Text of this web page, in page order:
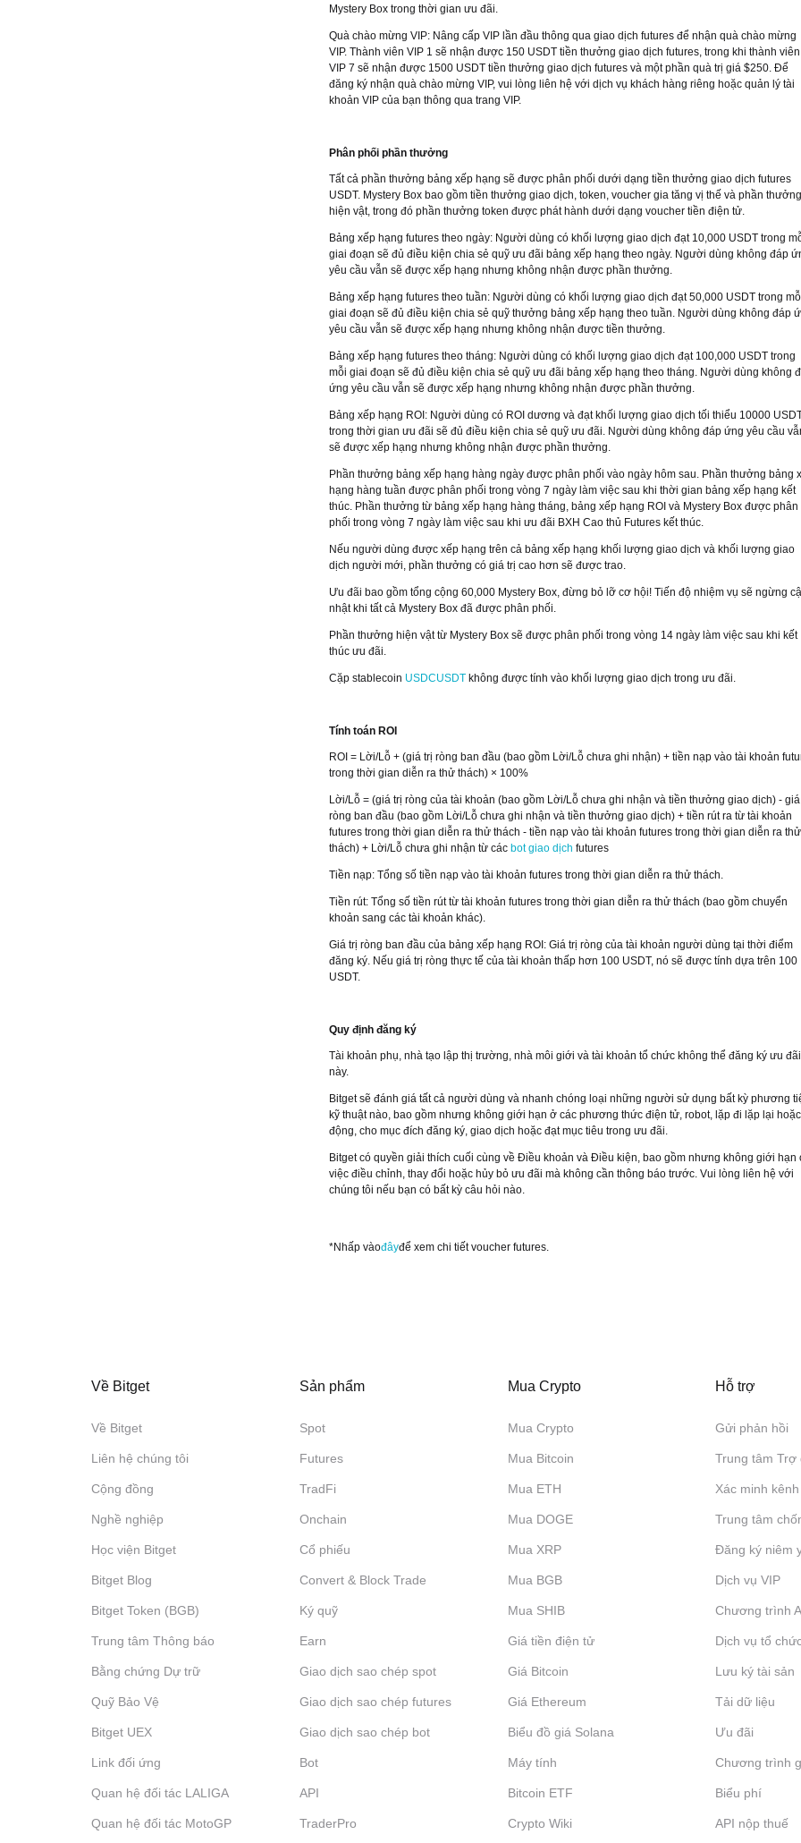
Mystery Box trong thời gian ưu đãi.
Quà chào mừng VIP: Nâng cấp VIP lần đầu thông qua giao dịch futures để nhận quà chào mừng
VIP. Thành viên VIP 1 sẽ nhận được 150 USDT tiền thưởng giao dịch futures, trong khi thành viên
VIP 7 sẽ nhận được 1500 USDT tiền thưởng giao dịch futures và một phần quà trị giá $250. Để
đăng ký nhận quà chào mừng VIP, vui lòng liên hệ với dịch vụ khách hàng riêng hoặc quản lý tài
khoản VIP của bạn thông qua trang VIP.
Phân phối phần thưởng
Tất cả phần thưởng bảng xếp hạng sẽ được phân phối dưới dạng tiền thưởng giao dịch futures
USDT. Mystery Box bao gồm tiền thưởng giao dịch, token, voucher gia tăng vị thế và phần thưởng
hiện vật, trong đó phần thưởng token được phát hành dưới dạng voucher tiền điện tử.
Bảng xếp hạng futures theo ngày: Người dùng có khối lượng giao dịch đạt 10,000 USDT trong
giai đoạn sẽ đủ điều kiện chia sẻ quỹ ưu đãi bảng xếp hạng theo ngày. Người dùng không đáp
yêu cầu vẫn sẽ được xếp hạng nhưng không nhận được phần thưởng.
Bảng xếp hạng futures theo tuần: Người dùng có khối lượng giao dịch đạt 50,000 USDT trong
giai đoạn sẽ đủ điều kiện chia sẻ quỹ thưởng bảng xếp hạng theo tuần. Người dùng không đáp
yêu cầu vẫn sẽ được xếp hạng nhưng không nhận được tiền thưởng.
Bảng xếp hạng futures theo tháng: Người dùng có khối lượng giao dịch đạt 100,000 USDT trong
mỗi giai đoạn sẽ đủ điều kiện chia sẻ quỹ ưu đãi bảng xếp hạng theo tháng. Người dùng không
ứng yêu cầu vẫn sẽ được xếp hạng nhưng không nhận được phần thưởng.
Bảng xếp hạng ROI: Người dùng có ROI dương và đạt khối lượng giao dịch tối thiểu 10000
trong thời gian ưu đãi sẽ đủ điều kiện chia sẻ quỹ ưu đãi. Người dùng không đáp ứng yêu cầu
sẽ được xếp hạng nhưng không nhận được phần thưởng.
Phần thưởng bảng xếp hạng hàng ngày được phân phối vào ngày hôm sau. Phần thưởng bảng
hạng hàng tuần được phân phối trong vòng 7 ngày làm việc sau khi thời gian bảng xếp hạng kết
thúc. Phần thưởng từ bảng xếp hạng hàng tháng, bảng xếp hạng ROI và Mystery Box được phân
phối trong vòng 7 ngày làm việc sau khi ưu đãi BXH Cao thủ Futures kết thúc.
Nếu người dùng được xếp hạng trên cả bảng xếp hạng khối lượng giao dịch và khối lượng giao
dịch người mới, phần thưởng có giá trị cao hơn sẽ được trao.
Ưu đãi bao gồm tổng cộng 60,000 Mystery Box, đừng bỏ lỡ cơ hội! Tiến độ nhiệm vụ sẽ ngừng
nhật khi tất cả Mystery Box đã được phân phối.
Phần thưởng hiện vật từ Mystery Box sẽ được phân phối trong vòng 14 ngày làm việc sau khi kết
thúc ưu đãi.
Cặp stablecoin USDCUSDT không được tính vào khối lượng giao dịch trong ưu đãi.
Tính toán ROI
ROI = Lời/Lỗ + (giá trị ròng ban đầu (bao gồm Lời/Lỗ chưa ghi nhận) + tiền nạp vào tài khoản
trong thời gian diễn ra thử thách) × 100%
Lời/Lỗ = (giá trị ròng của tài khoản (bao gồm Lời/Lỗ chưa ghi nhận và tiền thưởng giao dịch) - giá
ròng ban đầu (bao gồm Lời/Lỗ chưa ghi nhận và tiền thưởng giao dịch) + tiền rút ra từ tài khoản
futures trong thời gian diễn ra thử thách - tiền nạp vào tài khoản futures trong thời gian diễn ra thử
thách) + Lời/Lỗ chưa ghi nhận từ các bot giao dịch futures
‌Tiền nạp: Tổng số tiền nạp vào tài khoản futures trong thời gian diễn ra thử thách.
Tiền rút: Tổng số tiền rút từ tài khoản futures trong thời gian diễn ra thử thách (bao gồm chuyển
khoản sang các tài khoản khác).
Giá trị ròng ban đầu của bảng xếp hạng ROI: Giá trị ròng của tài khoản người dùng tại thời điểm
đăng ký. Nếu giá trị ròng thực tế của tài khoản thấp hơn 100 USDT, nó sẽ được tính dựa trên 100
USDT.
Quy định đăng ký
Tài khoản phụ, nhà tạo lập thị trường, nhà môi giới và tài khoản tổ chức không thể đăng ký ưu đãi
này.
Bitget sẽ đánh giá tất cả người dùng và nhanh chóng loại những người sử dụng bất kỳ phương
kỹ thuật nào, bao gồm nhưng không giới hạn ở các phương thức điện tử, robot, lặp đi lặp lại
động, cho mục đích đăng ký, giao dịch hoặc đạt mục tiêu trong ưu đãi.
Bitget có quyền giải thích cuối cùng về Điều khoản và Điều kiện, bao gồm nhưng không giới hạn
việc điều chỉnh, thay đổi hoặc hủy bỏ ưu đãi mà không cần thông báo trước. Vui lòng liên hệ với
chúng tôi nếu bạn có bất kỳ câu hỏi nào.
*Nhấp vàođâyđể xem chi tiết voucher futures.
Về Bitget
Về Bitget
Liên hệ chúng tôi
Cộng đồng
Nghề nghiệp
Học viện Bitget
Bitget Blog
Bitget Token (BGB)
Trung tâm Thông báo
Bằng chứng Dự trữ
Quỹ Bảo Vệ
Bitget UEX
Link đối ứng
Quan hệ đối tác LALIGA
Quan hệ đối tác MotoGP
Sản phẩm
Spot
Futures
TradFi
Onchain
Cổ phiếu
Convert & Block Trade
Ký quỹ
‌Earn
Giao dịch sao chép spot
Giao dịch sao chép futures
Giao dịch sao chép bot
Bot
API
TraderPro
Mua Crypto
Mua Crypto
Mua Bitcoin
Mua ETH
Mua DOGE
Mua XRP
Mua BGB
Mua SHIB
Giá tiền điện tử
Giá Bitcoin
Giá Ethereum
Biểu đồ giá Solana
Máy tính
Bitcoin ETF
Crypto Wiki
Hỗ trợ
Gửi phản hồi
Trung tâm Trợ
Xác minh
Trung tâm
Đăng ký niêm
Dịch vụ VIP
Chương trình
Dịch vụ tổ
Lưu ký tài sản
Tải dữ liệu
Ưu đãi
Chương trình
Biểu phí
API nộp thuế